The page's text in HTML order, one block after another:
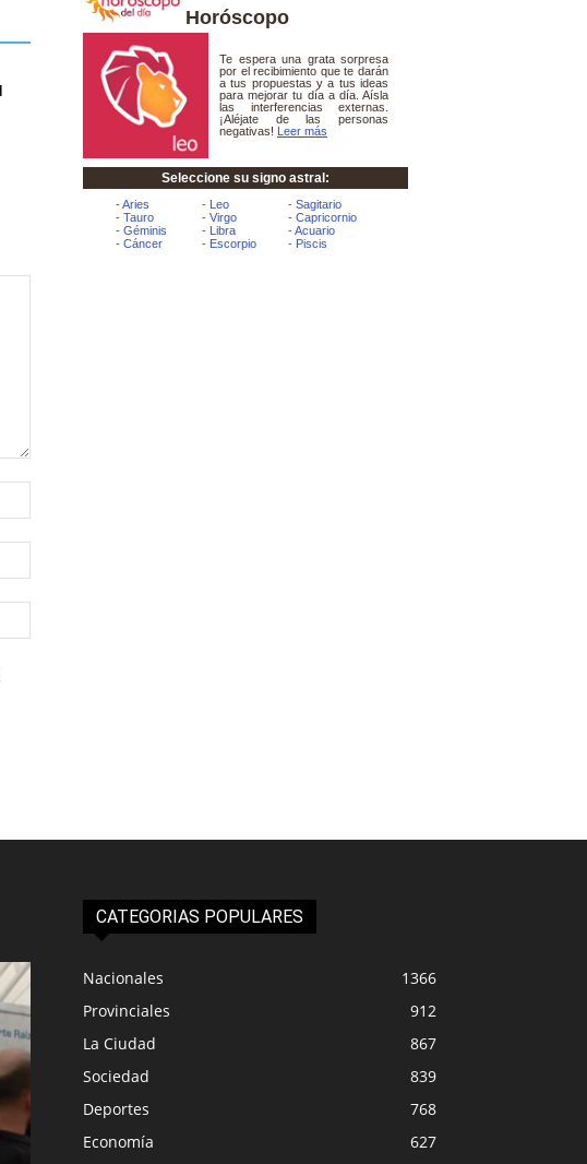
Horóscopo
CATEGORIAS POPULARES
Nacionales
1366
Provinciales
912
La Ciudad
867
Sociedad
839
Deportes
768
Economía
627